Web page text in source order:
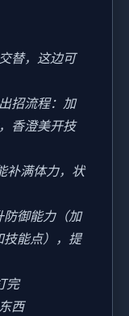
替，这边可
招流程：加
香澄美开技
补满体力，状
御能力（加
能点），提
完
西